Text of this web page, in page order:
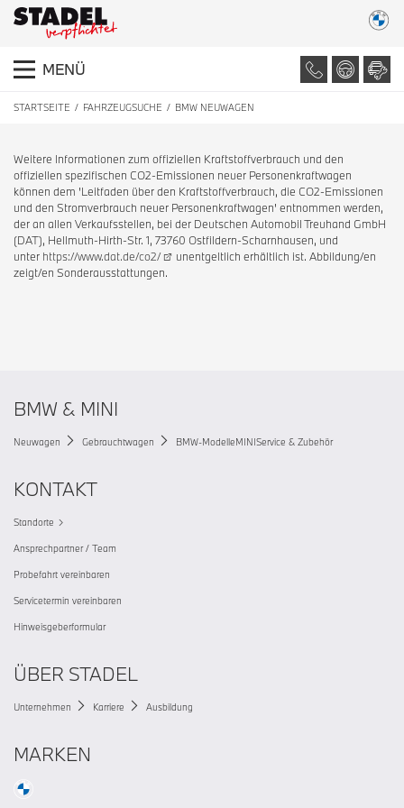
MENÜ
STARTSEITE FAHRZEUGSUCHE BMW NEUWAGEN
Weitere Informationen zum offiziellen Kraftstoffverbrauch und den
offiziellen spezifischen CO2-Emissionen neuer Personenkraftwagen
können dem 'Leitfaden über den Kraftstoffverbrauch, die CO2-Emissionen
und den Stromverbrauch neuer Personenkraftwagen' entnommen werden,
der an allen Verkaufsstellen, bei der Deutschen Automobil Treuhand GmbH
(DAT), Hellmuth-Hirth-Str. 1, 73760 Ostfildern-Scharnhausen, und
unter https://www.dat.de/co2/
unentgeltlich erhältlich ist. Abbildung/en
zeigt/en Sonderausstattungen.
BMW & MINI
Neuwagen Gebrauchtwagen BMW-ModelleMINIService & Zubehör
KONTAKT
Standorte
Ansprechpartner / Team
Probefahrt vereinbaren
Servicetermin vereinbaren
Hinweisgeberformular
ÜBER STADEL
Unternehmen Karriere Ausbildung
MARKEN